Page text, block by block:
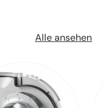
Alle ansehen